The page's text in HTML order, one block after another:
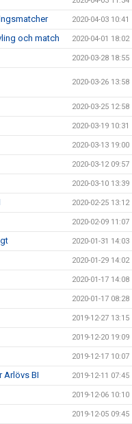
2020-04-03 10:41
och match 2020-04-01 18:02
2020-03-28 18:55
2020-03-26 13:58
2020-03-25 12:58
2020-03-19 10:31
2020-03-13 19:00
2020-03-12 09:57
2020-03-10 13:39
2020-02-25 13:12
2020-02-09 11:07
2020-01-31 14:03
2020-01-29 14:02
2020-01-17 14:08
2020-01-17 08:28
2019-12-27 13:15
2019-12-20 19:09
2019-12-17 10:07
Arlövs BI 2019-12-11 07:45
2019-12-06 10:10
2019-12-05 09:45